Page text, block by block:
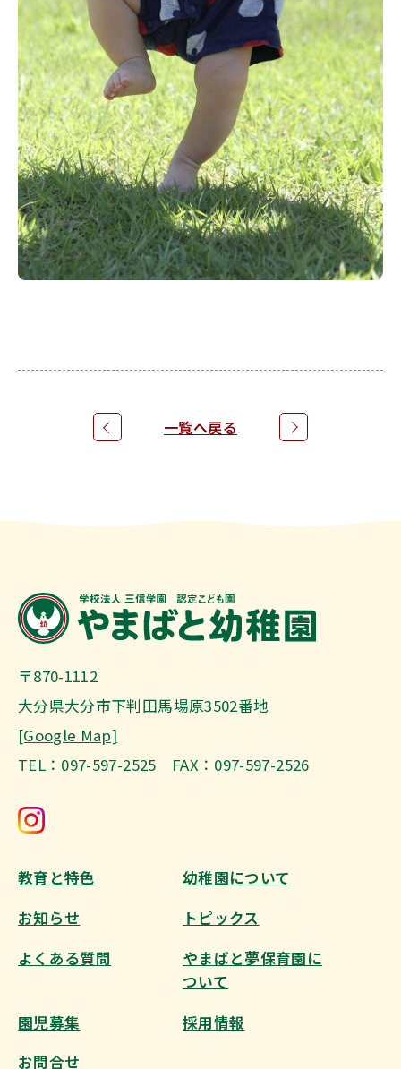
トップ
教育と特色
幼稚園について
お知らせ
トピックス
よくある質問
園児募集
採用情報
お問合せ
一覧へ戻る
〒870-1112
大分県大分市下判田馬場原3502番地
[Google Map]
TEL：097-597-2525 FAX：097-597-2526
教育と特色
幼稚園について
お知らせ
トピックス
よくある質問
やまばと夢保育園に
ついて
園児募集
採用情報
お問合せ